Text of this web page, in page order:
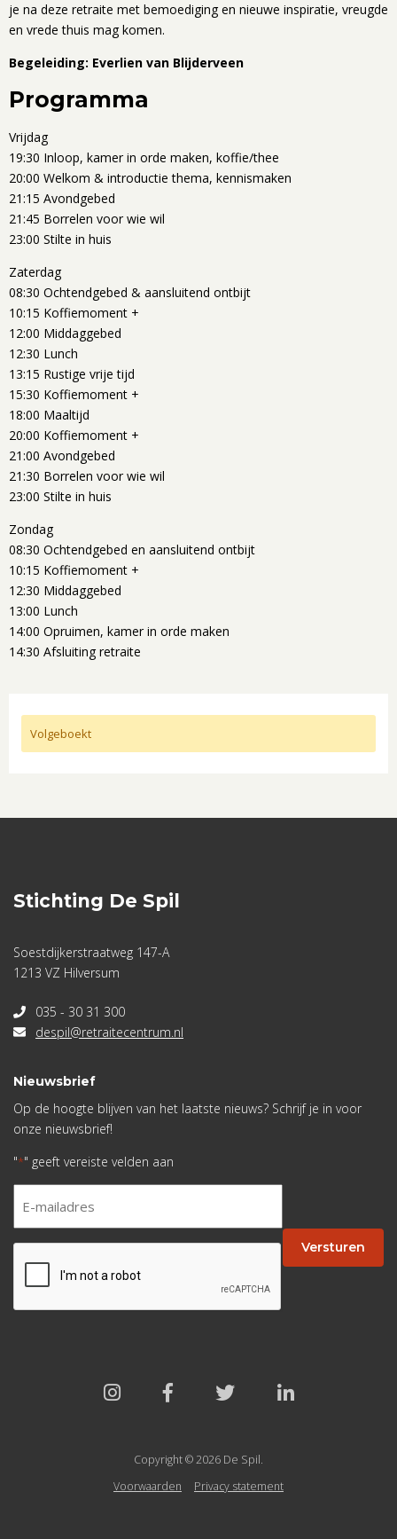
je na deze retraite met bemoediging en nieuwe inspiratie, vreugde
en vrede thuis mag komen.
Begeleiding: Everlien van Blijderveen
Programma
Vrijdag
19:30 Inloop, kamer in orde maken, koffie/thee
20:00 Welkom & introductie thema, kennismaken
21:15 Avondgebed
21:45 Borrelen voor wie wil
23:00 Stilte in huis
Zaterdag
08:30 Ochtendgebed & aansluitend ontbijt
10:15 Koffiemoment +
12:00 Middaggebed
12:30 Lunch
13:15 Rustige vrije tijd
15:30 Koffiemoment +
18:00 Maaltijd
20:00 Koffiemoment +
21:00 Avondgebed
21:30 Borrelen voor wie wil
23:00 Stilte in huis
Zondag
08:30 Ochtendgebed en aansluitend ontbijt
10:15 Koffiemoment +
12:30 Middaggebed
13:00 Lunch
14:00 Opruimen, kamer in orde maken
14:30 Afsluiting retraite
Volgeboekt
Stichting De Spil
Soestdijkerstraatweg 147-A
1213 VZ Hilversum
035 - 30 31 300
despil@retraitecentrum.nl
Nieuwsbrief
Op de hoogte blijven van het laatste nieuws? Schrijf je in voor
onze nieuwsbrief!
"*" geeft vereiste velden aan
* Versturen
Copyright © 2026 De Spil.
Voorwaarden
Privacy statement